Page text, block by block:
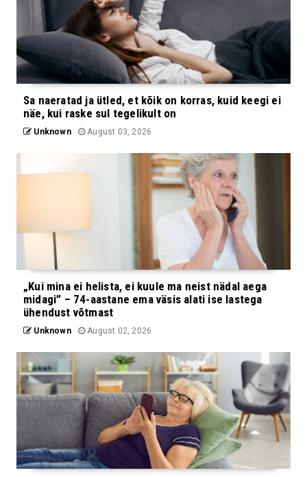
Sa naeratad ja ütled, et kõik on korras, kuid keegi ei
näe, kui raske sul tegelikult on
Unknown August 03, 2026
„Kui mina ei helista, ei kuule ma neist nädal aega
midagi” – 74-aastane ema väsis alati ise lastega
ühendust võtmast
Unknown August 02, 2026